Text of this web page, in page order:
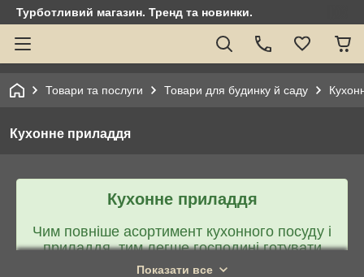
Турботливий магазин. Тренд та новинки.
Товари та послуги Товари для будинку й саду
Кухонне приладдя
Кухонне приладдя
Чим повніше асортимент кухонного посуду і
приладдя, тим легше господині готувати
різні страви і тим привабливіше виходить їх
Показати все